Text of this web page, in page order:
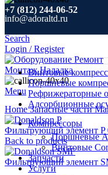
+7 (812) 244-06-52
info@adoraltd.ru
Search
Login / Register
Menu
Винтовые
Поршневые
Рефрижераторные
Адсорбционные
Компрессоры
Поршневые
Винтовые
Запчасти
Услуги
Click to enlarge
HomeЗапасные части
Фильтрующий элемент P
Back to products
Фильтрующий элемент